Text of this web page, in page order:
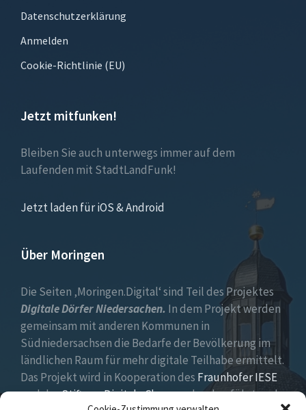
Datenschutzerklärung
Anmelden
Cookie-Richtlinie (EU)
Jetzt mitfunken!
Bleiben Sie auch unterwegs immer auf dem
Laufenden mit StadtLandFunk!
Jetzt laden für iOS & Android
Über Moringen
Die Seiten ‚Moringen.Digital‘ sind Teil des Projektes
Digitale Dörfer Niedersachen. In dem Projekt werden
gemeinsam mit anderen Kommunen in
Südniedersachsen die Bedarfe der Bevölkerung im
ländlichen Raum für mehr digitale Teilhabe ermittelt.
Das Projekt wird in Kooperation des Fraunhofer IESE
und derStiftung Digitale Chancendurchgeführt und